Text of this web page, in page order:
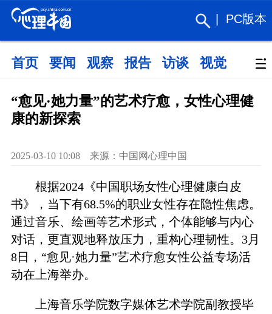
PC版本
首页 要闻 观察 报告 访谈 视觉 政策
“愈见·她力量”的艺术疗愈，女性心理健
康的新探索
2025-03-10 10:08 来源：中国网心理中国
根据2024《中国职场女性心理健康白皮
书》，当下有68.5%的职业女性存在隐性焦虑。
通过音乐、绘画等艺术形式，个体能够与内心
对话，更直观地释放压力，重构心理韧性。3月
8日，“愈见·她力量”艺术疗愈女性公益专场活
动在上海举办。
上海音乐学院数字媒体艺术学院副教授毕